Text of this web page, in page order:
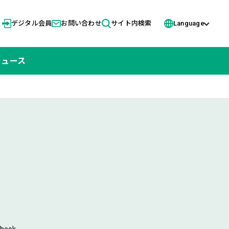
デジタル会員 お問い合わせ サイト内検索 Language
ース